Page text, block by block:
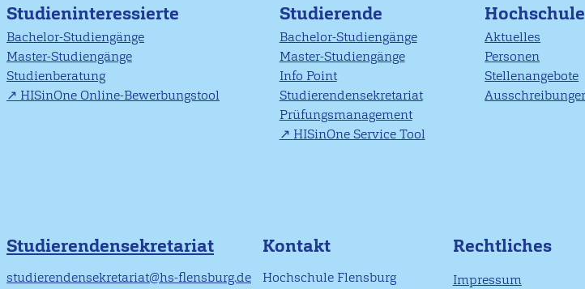
Studieninteressierte
Bachelor-Studiengänge
Master-Studiengänge
Studienberatung
HISinOne Online-Bewerbungstool
Studierende
Bachelor-Studiengänge
Master-Studiengänge
Info Point
Studierendensekretariat
Prüfungsmanagement
HISinOne Service Tool
Hochschule
Aktuelles
Personen
Stellenangebote
Studierendensekretariat
studierendensekretariat@hs-flensburg.de
Kontakt
Hochschule Flensburg
Rechtliches
Impressum